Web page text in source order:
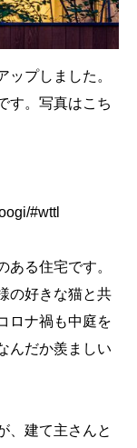
プしました。
す。写真はこち
#wttl
ある住宅です。
の好きな猫と共
ロナ禍も中庭を
んだか羨ましい
、建て主さんと